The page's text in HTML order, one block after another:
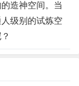
造神空间。当
级别的试炼空